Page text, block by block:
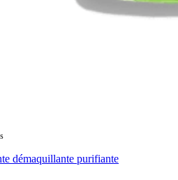
démaquillante purifiante